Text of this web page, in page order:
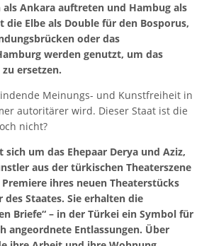
Ankara auftreten und Hambug als
die Elbe als Double für den Bosporus,
oder das
werden genutzt, um das
ersetzen.
Meinungs- und Kunstfreiheit in
autoritärer wird. Dieser Staat ist die
nicht?
sich um das Ehepaar Derya und Aziz,
aus der türkischen Theaterszene
ihres neuen Theaterstücks
des Staates. Sie erhalten die
Briefe“ – in der Türkei ein Symbol für
angeordnete Entlassungen. Über